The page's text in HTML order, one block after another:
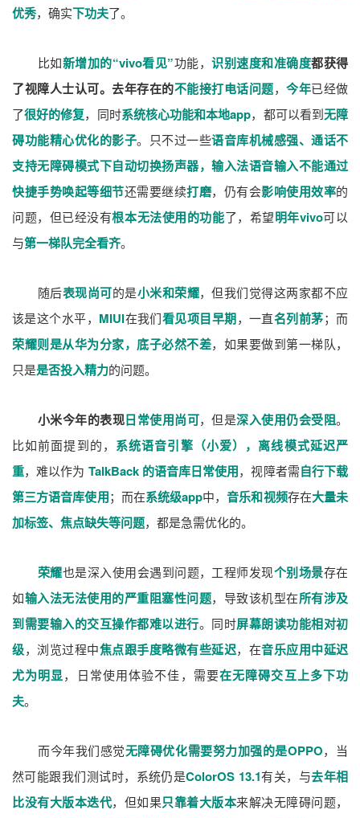
优秀，确实下功夫了。
比如新增加的“vivo看见”功能，识别速度和准确度都获得
了视障人士认可。去年存在的不能接打电话问题， 今年已经做
了很好的修复，同时系统核心功能和本地app，都可以看到无障
碍功能精心优化的影子。只不过一些语音库机械感强、通话不
支持无障碍模式下自动切换扬声器，输入法语音输入不能通过
快捷手势唤起等细节还需要继续打磨，仍有会影响使用效率的
问题，但已经没有根本无法使用的功能了，希望明年vivo可以
与第一梯队完全看齐。
随后表现尚可的是小米和荣耀，但我们觉得这两家都不应
该是这个水平， MIUI在我们看见项目早期，一直名列前茅；而
荣耀则是从华为分家，底子必然不差，如果要做到第一梯队，
只是是否投入精力的问题。
小米今年的表现日常使用尚可，但是深入使用仍会受阻。
比如前面提到的， 系统语音引擎（小爱），离线模式延迟严
重，难以作为 TalkBack 的语音库日常使用，视障者需自行下载
第三方语音库使用；而在系统级app中，音乐和视频存在大量未
加标签、焦点缺失等问题，都是急需优化的。
荣耀也是深入使用会遇到问题，工程师发现个别场景存在
如输入法无法使用的严重阻塞性问题，导致该机型在所有涉及
到需要输入的交互操作都难以进行。同时屏幕朗读功能相对初
级，浏览过程中焦点跟手度略微有些延迟，在音乐应用中延迟
尤为明显，日常使用体验不佳，需要在无障碍交互上多下功
夫。
而今年我们感觉无障碍优化需要努力加强的是OPPO，当
然可能跟我们测试时，系统仍是ColorOS 13.1有关，与去年相
比没有大版本迭代，但如果只靠着大版本来解决无障碍问题，